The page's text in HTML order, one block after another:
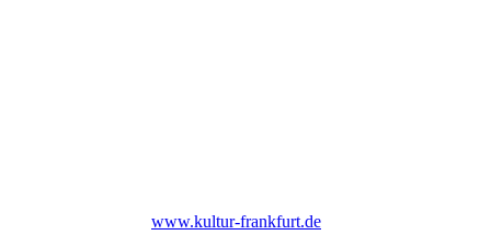
www.kultur-frankfurt.de